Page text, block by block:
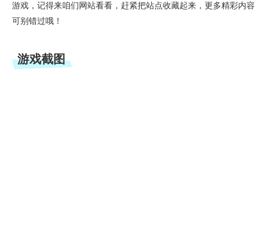
游戏，记得来咱们网站看看，赶紧把站点收藏起来，更多精彩内容
可别错过哦！
游戏截图